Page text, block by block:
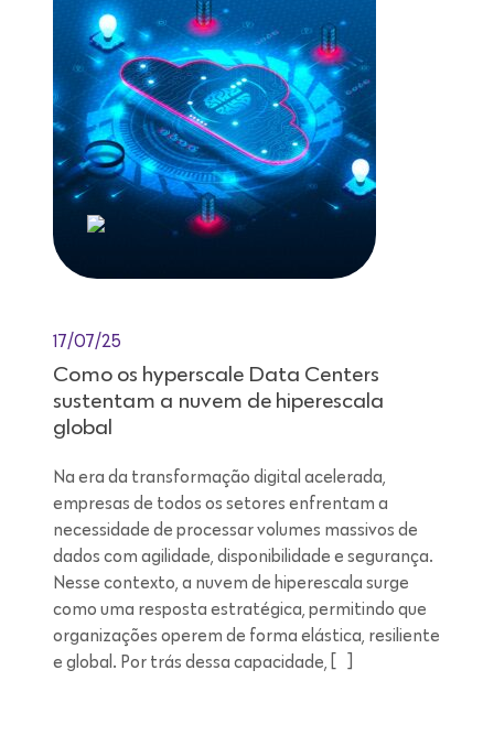
17/07/25
Como os hyperscale Data Centers
sustentam a nuvem de hiperescala
global
Na era da transformação digital acelerada,
empresas de todos os setores enfrentam a
necessidade de processar volumes massivos de
dados com agilidade, disponibilidade e segurança.
Nesse contexto, a nuvem de hiperescala surge
como uma resposta estratégica, permitindo que
organizações operem de forma elástica, resiliente
e global. Por trás dessa capacidade, […]